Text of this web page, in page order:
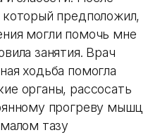
предположил,
могли помочь мне
занятия. Врач
ходьба помогла
органы, рассосать
прогреву мышц
тазу